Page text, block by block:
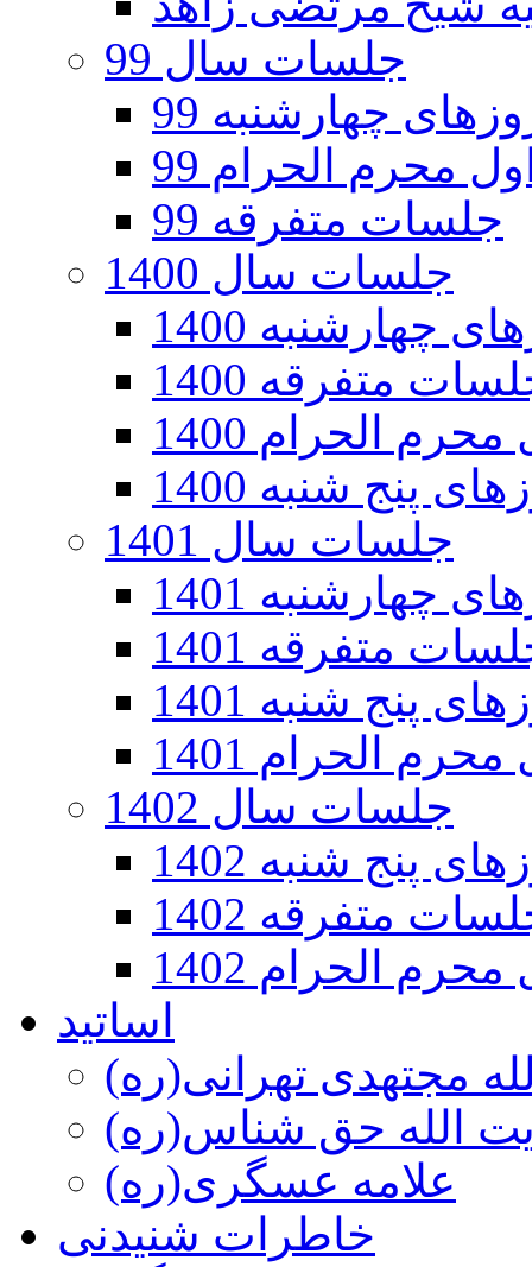
جلسات سال 99
چهارشنبه 99
محرم الحرام 99
جلسات متفرقه 99
جلسات سال 1400
چهارشنبه 1400
متفرقه 1400
الحرام 1400
پنج شنبه 1400
جلسات سال 1401
چهارشنبه 1401
متفرقه 1401
پنج شنبه 1401
الحرام 1401
جلسات سال 1402
پنج شنبه 1402
متفرقه 1402
الحرام 1402
اساتید
مجتهدی تهرانی(ره)
الله حق شناس(ره)
علامه عسگری(ره)
خاطرات شنیدنی